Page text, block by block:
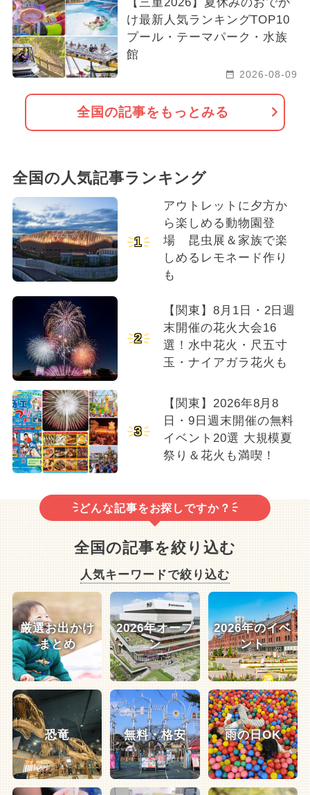
け最新人気ランキングTOP10
プール・テーマパーク・水族
館
2026-08-09
全国の記事をもっとみる
全国の人気記事ランキング
1
アウトレットに夕方か
ら楽しめる動物園登
場 昆虫展＆家族で楽
しめるレモネード作り
も
2
【関東】8月1日・2日週
末開催の花火大会16
選！水中花火・尺五寸
玉・ナイアガラ花火も
3
【関東】2026年8月8
日・9日週末開催の無料
イベント20選 大規模夏
祭り＆花火も満喫！
どんな記事をお探しですか？
全国の記事を絞り込む
人気キーワードで絞り込む
厳選お出かけ
まとめ
2026年オープ
ン
2026年のイベ
ント
恐竜 無料・格安 雨の日OK